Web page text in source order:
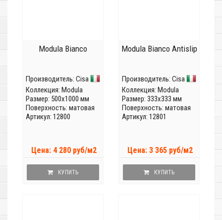
Modula Bianco
Производитель: Cisa
Коллекция: Modula
Размер: 500x1000 мм
Поверхность: матовая
Артикул: 12800
Цена: 4 280 руб/м2
КУПИТЬ
Modula Bianco Antislip
Производитель: Cisa
Коллекция: Modula
Размер: 333x333 мм
Поверхность: матовая
Артикул: 12801
Цена: 3 365 руб/м2
КУПИТЬ